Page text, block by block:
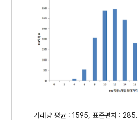
거래량 평균 : 1595, 표준편차 : 285.